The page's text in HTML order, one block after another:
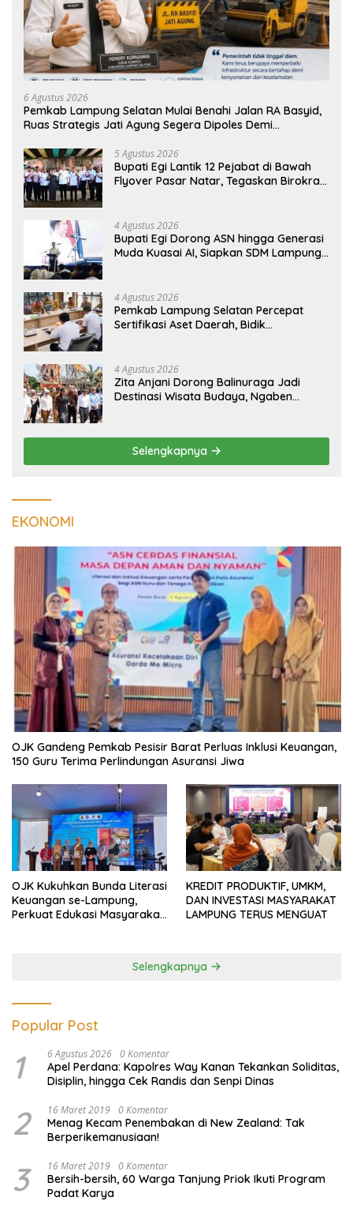
6 Agustus 2026
Pemkab Lampung Selatan Mulai Benahi Jalan RA Basyid,
Ruas Strategis Jati Agung Segera Dipoles Demi
5 Agustus 2026
Bupati Egi Lantik 12 Pejabat di Bawah
Flyover Pasar Natar, Tegaskan Birokrasi
4 Agustus 2026
Bupati Egi Dorong ASN hingga Generasi
Muda Kuasai AI, Siapkan SDM Lampung
4 Agustus 2026
Pemkab Lampung Selatan Percepat
Sertifikasi Aset Daerah, Bidik
4 Agustus 2026
Zita Anjani Dorong Balinuraga Jadi
Destinasi Wisata Budaya, Ngaben
Selengkapnya
EKONOMI
OJK Gandeng Pemkab Pesisir Barat Perluas Inklusi Keuangan,
150 Guru Terima Perlindungan Asuransi Jiwa
OJK Kukuhkan Bunda Literasi
Keuangan se-Lampung,
Perkuat Edukasi Masyarakat
KREDIT PRODUKTIF, UMKM,
DAN INVESTASI MASYARAKAT
LAMPUNG TERUS MENGUAT
Selengkapnya
Popular Post
1 6 Agustus 2026 0 Komentar
Apel Perdana: Kapolres Way Kanan Tekankan Soliditas,
Disiplin, hingga Cek Randis dan Senpi Dinas
2 16 Maret 2019 0 Komentar
Menag Kecam Penembakan di New Zealand: Tak
Berperikemanusiaan!
3 16 Maret 2019 0 Komentar
Bersih-bersih, 60 Warga Tanjung Priok Ikuti Program
Padat Karya